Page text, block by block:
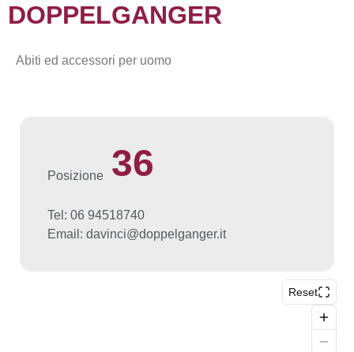
DOPPELGANGER
Abiti ed accessori per uomo
Posizione 36
Tel: 06 94518740
Email: davinci@doppelganger.it